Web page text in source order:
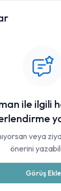
ile ilgili
veya
önerini
Görüş Ekle